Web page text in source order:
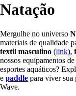
Natação
Mergulhe no universo
materiais de qualidade
textil masculino (link),
nossos equipamentos de
esportes aquáticos?
e paddle para viver sua
Wave.